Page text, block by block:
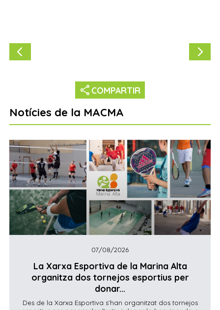
share COMPARTIR
Notícies de la MACMA
07/08/2026
La Xarxa Esportiva de la Marina Alta
organitza dos tornejos esportius per
donar...
Des de la Xarxa Esportiva s’han organitzat dos tornejos